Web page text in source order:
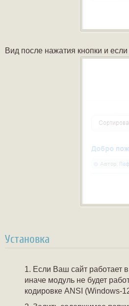
Вид после нажатия кнопки и
Установка
Если Ваш сайт работает
иначе модуль не будет
кодировке ANSI (Windows-